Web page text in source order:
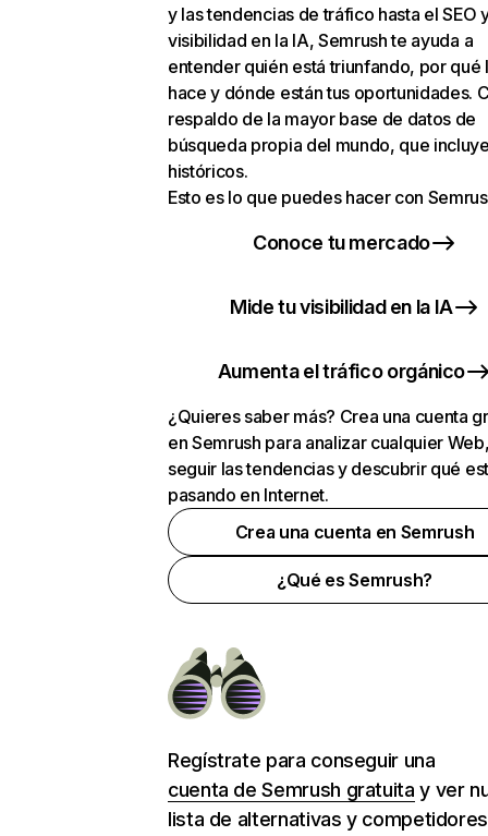
y las tendencias de tráfico hasta el SEO
visibilidad en la IA, Semrush te ayuda a
entender quién está triunfando, por qué
hace y dónde están tus oportunidades.
respaldo de la mayor base de datos de
búsqueda propia del mundo, que
históricos.
Esto es lo que puedes hacer con
Conoce tu mercado
Mide tu visibilidad en la IA
Aumenta el tráfico orgánico
¿Quieres saber más? Crea una cuenta
en Semrush para analizar cualquier
seguir las tendencias y descubrir qué
pasando en Internet.
Crea una cuenta en Semrush
¿Qué es Semrush?
Regístrate para conseguir una
cuenta de Semrush gratuita y ver
lista de alternativas y